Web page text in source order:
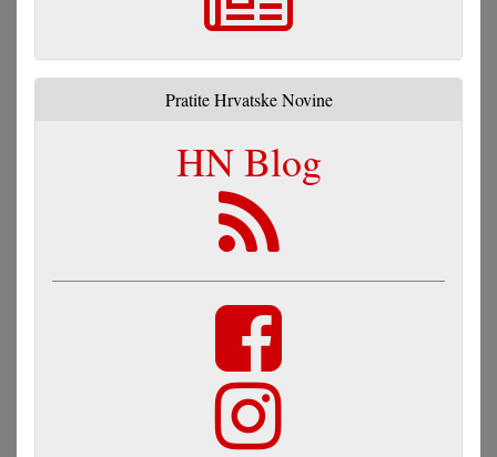
Pratite Hrvatske Novine
HN Blog